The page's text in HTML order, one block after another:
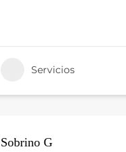
Servicios
Sobrino G